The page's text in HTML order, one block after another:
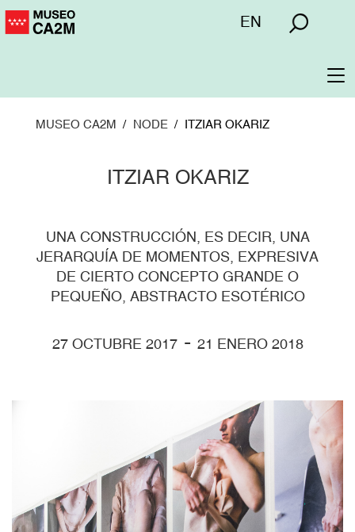
Pasar
Menú
EN
MUSEO CA2M NODE ITZIAR OKARIZ
ITZIAR OKARIZ
UNA CONSTRUCCIÓN, ES DECIR, UNA
JERARQUÍA DE MOMENTOS, EXPRESIVA
DE CIERTO CONCEPTO GRANDE O
PEQUEÑO, ABSTRACTO ESOTÉRICO
27 OCTUBRE 2017- 21 ENERO 2018